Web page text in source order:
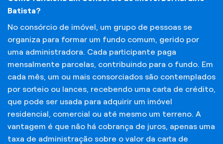
Batista?
No consórcio de imóvel, um grupo de pessoas se
organiza para formar um fundo comum, gerido por
uma administradora. Cada participante paga
mensalmente parcelas, contribuindo para o fundo. Em
cada mês, um ou mais consorciados são contemplados
por sorteio ou lances, recebendo uma carta de crédito,
que pode ser usada para adquirir um imóvel
residencial, comercial ou até mesmo um terreno. A
vantagem é que não há cobrança de juros, apenas uma
taxa de administração sobre o valor da carta de